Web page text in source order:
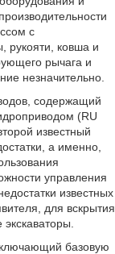
с
рукояти, ковша и
рычага и
незначительно.
содержащий
(RU
известный
а именно,
управления
известных
для вскрытия
базовую